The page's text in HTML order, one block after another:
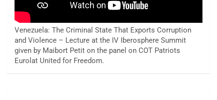
Venezuela: The Criminal State That Exports Corruption
and Violence – Lecture at the IV Iberosphere Summit
given by Maibort Petit on the panel on COT Patriots
Eurolat United for Freedom.